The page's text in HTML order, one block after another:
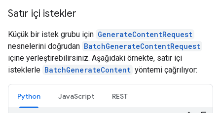
Satır içi istekler
Küçük bir istek grubu için GenerateContentRequest
nesnelerini doğrudan BatchGenerateContentRequest
içine yerleştirebilirsiniz. Aşağıdaki örnekte, satır içi
isteklerle BatchGenerateContent yöntemi çağrılıyor:
Python JavaScript REST